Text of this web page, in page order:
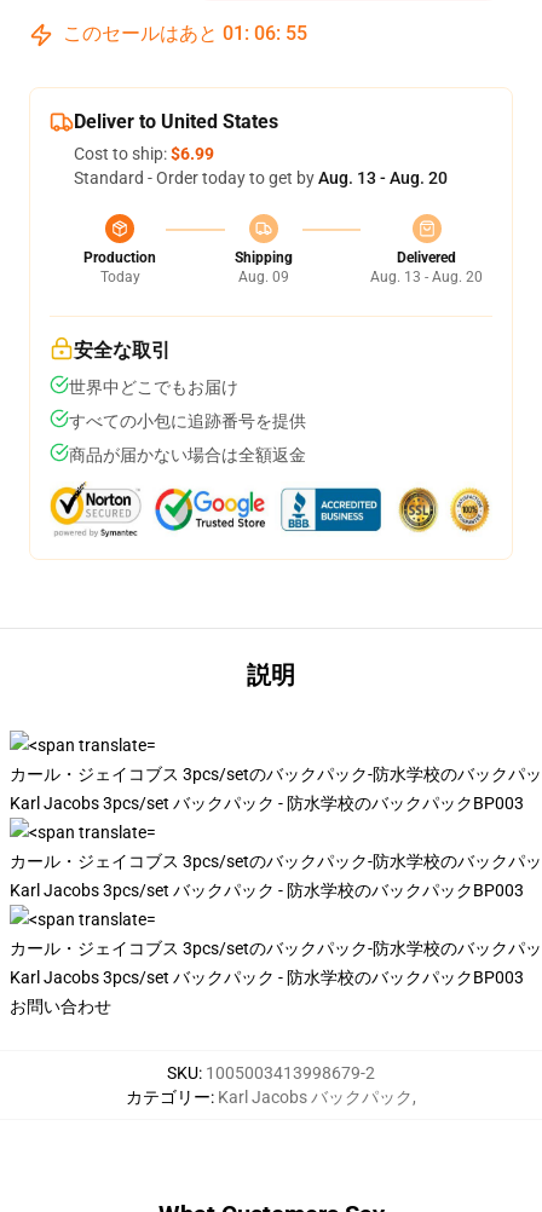
このセールはあと 01 : 06: 53
Deliver to United States
Cost to ship:$6.99
Standard - Order today to get byAug. 13 - Aug. 20
Production
Today
Shipping
Aug. 09
Delivered
Aug. 13 - Aug. 20
安全な取引
世界中どこでもお届け
すべての小包に追跡番号を提供
商品が届かない場合は全額返金
説明
カール・ジェイコブス 3pcs/setのバックパック-防水学校のバックパ
Karl Jacobs 3pcs/set バックパック - 防水学校のバックパックBP003
カール・ジェイコブス 3pcs/setのバックパック-防水学校のバックパ
Karl Jacobs 3pcs/set バックパック - 防水学校のバックパックBP003
カール・ジェイコブス 3pcs/setのバックパック-防水学校のバックパ
Karl Jacobs 3pcs/set バックパック - 防水学校のバックパックBP003
お問い合わせ
SKU: 1005003413998679-2
カテゴリー: Karl Jacobs バックパック,